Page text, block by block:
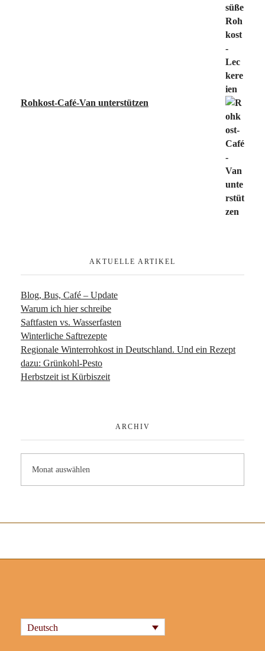
Rohkost-Café-Van unterstützen
AKTUELLE ARTIKEL
Blog, Bus, Café – Update
Warum ich hier schreibe
Saftfasten vs. Wasserfasten
Winterliche Saftrezepte
Regionale Winterrohkost in Deutschland. Und ein Rezept
dazu: Grünkohl-Pesto
Herbstzeit ist Kürbiszeit
ARCHIV
Deutsch